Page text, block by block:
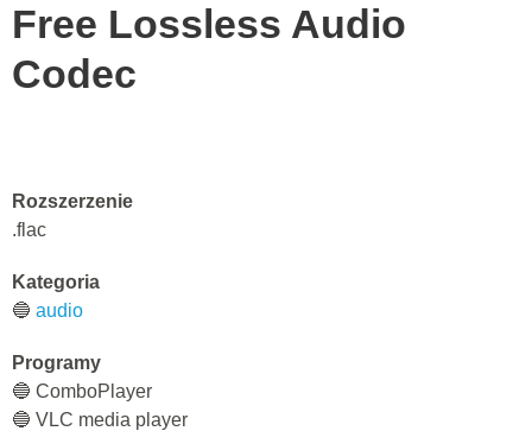
Free Lossless Audio
Codec
Rozszerzenie
.flac
Kategoria
🔵 audio
Programy
🔵 СomboPlayer
🔵 VLC media player